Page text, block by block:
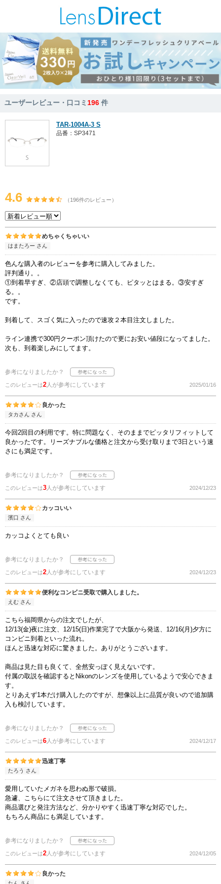
ユーザーレビュー・口コミ196 件
TAR-1004A-3 S
品番：SP3471
4.6 （196件のレビュー）
めちゃくちゃいい
はまたろー さん
色んな購入者のレビューを参考に購入してみました。
評判通り。。
①到着早すぎ、②店頭で調整しなくても、ピタッとはまる。③安すぎ
る。。
です。
到着して、スゴく気に入ったので速攻２本目注文しました。
ライン連携で300円クーポン頂けたので更にお安い値段になってました。
次も、到着楽しみにしてます。
参考になりましたか？
このレビューは2人が参考にしています 2025/01/16
良かった
タカさん さん
今回2回目の利用です。特に問題なく、そのままでピッタリフィットして
良かったです。リーズナブルな価格と注文から受け取りまで3日という速
さにも満足です。
参考になりましたか？
このレビューは3人が参考にしています 2024/12/23
カッコいい
濱口 さん
カッコよくとても良い
参考になりましたか？
このレビューは2人が参考にしています 2024/12/23
便利なコンビニ受取で購入しました。
えむ さん
こちら福岡県からの注文でしたが、
12/13(金)夜に注文、12/15(日)作業完了で大阪から発送、12/16(月)夕方に
コンビニ到着といった流れ。
ほんと迅速な対応に驚きました。ありがとうございます。
商品は見た目も良くて、全然安っぽく見えないです。
付属の取説を確認するとNikonのレンズを使用しているようで安心できま
す。
とりあえず1本だけ購入したのですが、想像以上に品質が良いので追加購
入も検討しています。
参考になりましたか？
このレビューは6人が参考にしています 2024/12/17
迅速丁寧
たろう さん
愛用していたメガネを思わぬ形で破損。
急遽、こちらにて注文させて頂きました。
商品選びと発注方法など、分かりやすく迅速丁寧な対応でした。
もちろん商品にも満足しています。
参考になりましたか？
このレビューは2人が参考にしています 2024/12/05
良かった